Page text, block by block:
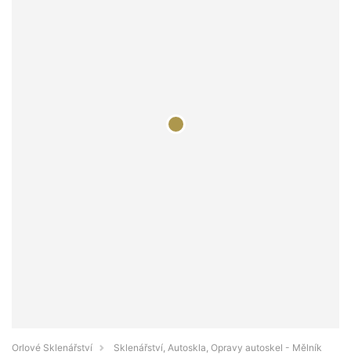
Orlové Sklenářství
Sklenářství, Autoskla, Opravy autoskel - Mělník